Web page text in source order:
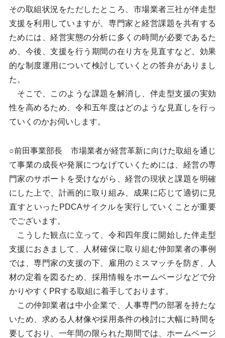
その取組状況をただしたところ、市場業者三社が伴走型
支援を利用していますが、専門家と経営課題を共有する
ためには、経営実態の分析に多くの時間が必要であるた
め、今後、支援を行う期間の在り方を見直すなど、効果
的な制度運用について検討していくとの答弁がありまし
た。
そこで、このような課題を解消し、伴走型支援の実効
性を高めるため、令和五年度はどのような見直しを行っ
ていくのかお伺いします。
○前田事業部長 市場業者が経営革新に向けた取組を通じ
て事業の成長や発展につなげていくためには、経営の専
門家のサポートを受けながら、経営の現状と課題を明確
にした上で、計画的に取り組み、成果に応じて適切に見
直すといったPDCAサイクルを実行していくことが重要
でございます。
こうした観点に立って、令和四年度に開始した伴走型
支援におきまして、人材確保に取り組む仲卸業者の事例
では、専門家の支援の下、雇用のミスマッチを防ぎ、人
材の定着を図るため、採用情報をホームページなどで分
かりやすくPRする取組に着手しております。
この仲卸業者は中小企業で、人事専門の部署を持たな
いため、求める人材像や採用条件の検討に大幅に時間を
要しており、一年間の限られた期間では、ホームページ